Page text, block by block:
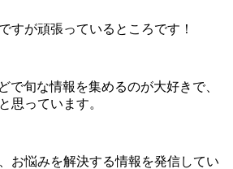
すが頑張っているところです！
で旬な情報を集めるのが大好きで、
思っています。
お悩みを解決する情報を発信してい